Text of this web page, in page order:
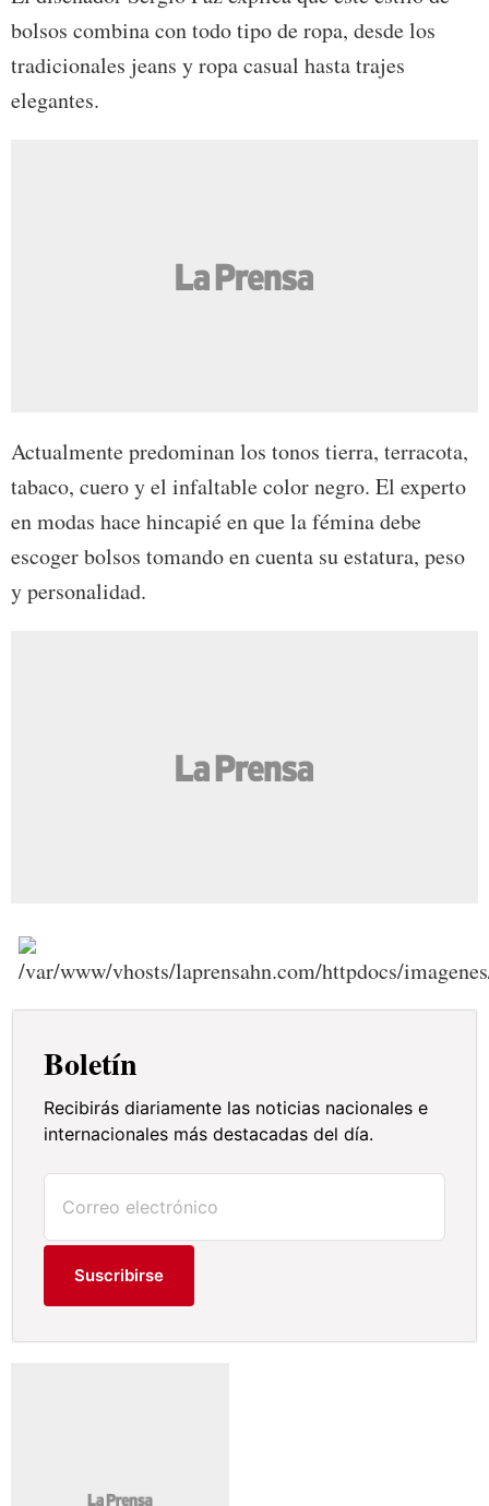
bolsos combina con todo tipo de ropa, desde los
tradicionales jeans y ropa casual hasta trajes
elegantes.
Actualmente predominan los tonos tierra, terracota,
tabaco, cuero y el infaltable color negro. El experto
en modas hace hincapié en que la fémina debe
escoger bolsos tomando en cuenta su estatura, peso
y personalidad.
Boletín
Recibirás diariamente las noticias nacionales e
internacionales más destacadas del día.
Suscribirse